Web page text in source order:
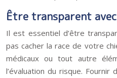
Être transparent
Il est essentiel d’être
pas cacher la race de votre
médicaux ou tout autre
l’évaluation du risque.